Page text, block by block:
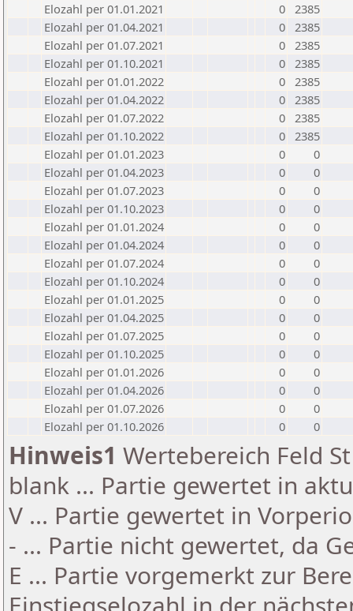
Elozahl per 01.01.2021
0 2385
Elozahl per 01.04.2021
0 2385
Elozahl per 01.07.2021
0 2385
Elozahl per 01.10.2021
0 2385
Elozahl per 01.01.2022
0 2385
Elozahl per 01.04.2022
0 2385
Elozahl per 01.07.2022
0 2385
Elozahl per 01.10.2022
0 2385
Elozahl per 01.01.2023
0
0
Elozahl per 01.04.2023
0
0
Elozahl per 01.07.2023
0
0
Elozahl per 01.10.2023
0
0
Elozahl per 01.01.2024
0
0
Elozahl per 01.04.2024
0
0
Elozahl per 01.07.2024
0
0
Elozahl per 01.10.2024
0
0
Elozahl per 01.01.2025
0
0
Elozahl per 01.04.2025
0
0
Elozahl per 01.07.2025
0
0
Elozahl per 01.10.2025
0
0
Elozahl per 01.01.2026
0
0
Elozahl per 01.04.2026
0
0
Elozahl per 01.07.2026
0
0
Elozahl per 01.10.2026
0 0
Hinweis1 Wertebereich Feld
blank ... Partie gewertet in
V ... Partie gewertet in
- ... Partie nicht gewertet, da
E ... Partie vorgemerkt zur